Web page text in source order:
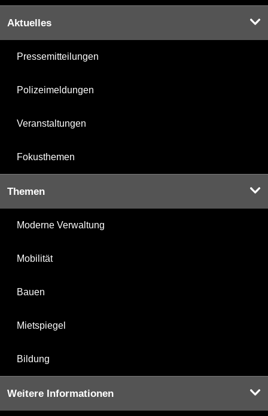
Aktuelles
Pressemitteilungen
Polizeimeldungen
Veranstaltungen
Fokusthemen
Themen
Moderne Verwaltung
Mobilität
Bauen
Mietspiegel
Bildung
Weitere Informationen